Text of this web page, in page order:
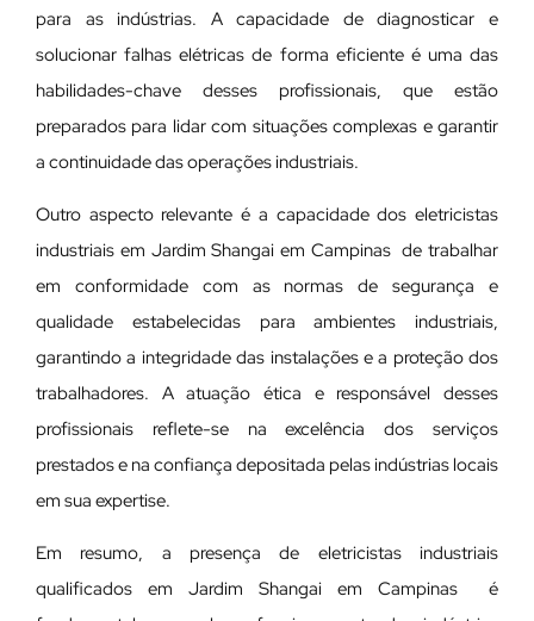
para as indústrias. A capacidade de diagnosticar e
solucionar falhas elétricas de forma eficiente é uma das
habilidades-chave desses profissionais, que estão
preparados para lidar com situações complexas e garantir
a continuidade das operações industriais.
Outro aspecto relevante é a capacidade dos eletricistas
industriais em Jardim Shangai em Campinas de trabalhar
em conformidade com as normas de segurança e
qualidade estabelecidas para ambientes industriais,
garantindo a integridade das instalações e a proteção dos
trabalhadores. A atuação ética e responsável desses
profissionais reflete-se na excelência dos serviços
prestados e na confiança depositada pelas indústrias locais
em sua expertise.
Em resumo, a presença de eletricistas industriais
qualificados em Jardim Shangai em Campinas é